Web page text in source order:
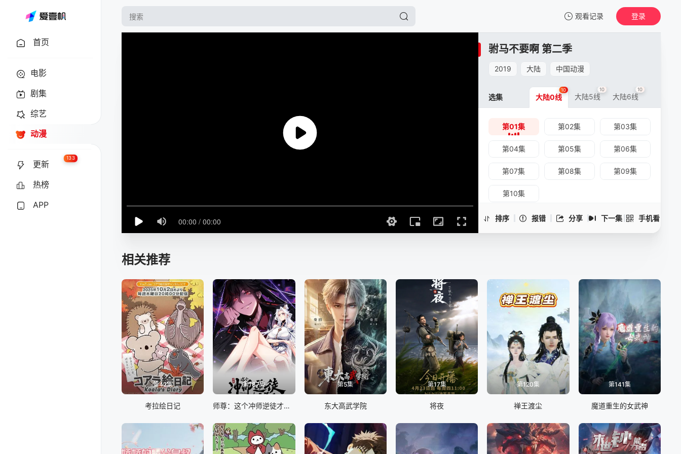
观看记录
我的观影记录
登录
首页
电影
剧集
综艺
动漫
更新
133
热榜
APP
驸马不要啊 第二季
2019 大陆 中国动漫
排序 报错 分享 下一集 手机看
驸马不要啊 第二季 -第01集
手机扫一扫继续看
选集 大陆0线
10
大陆5线
10
大陆6线
10
第01集 第02集 第03集
第04集 第05集 第06集
第07集 第08集 第09集
第10集
相关推荐
第42集
考拉绘日记
第187集
师尊：这个冲师逆徒才不是圣子 动态漫画
第5集
东大高武学院
第17集
将夜
第120集
禅王渡尘
第141集
魔道重生的女武神